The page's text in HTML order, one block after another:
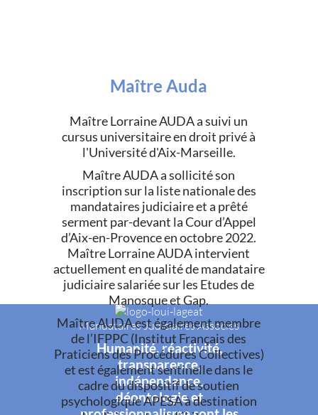
Maître Auda
Maître Lorraine AUDA a suivi un
cursus universitaire en droit privé à
l'Université d'Aix-Marseille.
Maître AUDA a sollicité son
inscription sur la liste nationale des
mandataires judiciaire et a prêté
serment par-devant la Cour d’Appel
d’Aix-en-Provence en octobre 2022.
Maître Lorraine AUDA intervient
actuellement en qualité de mandataire
judiciaire salariée sur les Etudes de
Manosque et Gap.
Maître AUDA est également membre
de l’IFPPC (Institut Français des
Praticiens des Procédures Collectives)
et est également sentinelle dans le
cadre du dispositif de soutien
psychologique APESA à destination
Mandataires Judiciaires Associés
Humanité, réactivité,
transparence,
indépendance,
déontologie et